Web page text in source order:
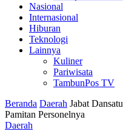
Nasional
Internasional
Hiburan
Teknologi
Lainnya
Kuliner
Pariwisata
TambunPos TV
Beranda Daerah Jabat
Pamitan Personelnya
Daerah